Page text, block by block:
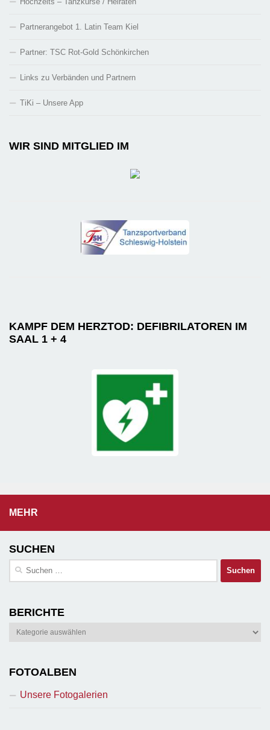
Partnerangebot 1. Latin Team Kiel
Partner: TSC Rot-Gold Schönkirchen
Links zu Verbänden und Partnern
TiKi – Unsere App
WIR SIND MITGLIED IM
KAMPF DEM HERZTOD: DEFIBRILATOREN IM
SAAL 1 + 4
MEHR
SUCHEN
Suchen
BERICHTE
Berichte
FOTOALBEN
Unsere Fotogalerien